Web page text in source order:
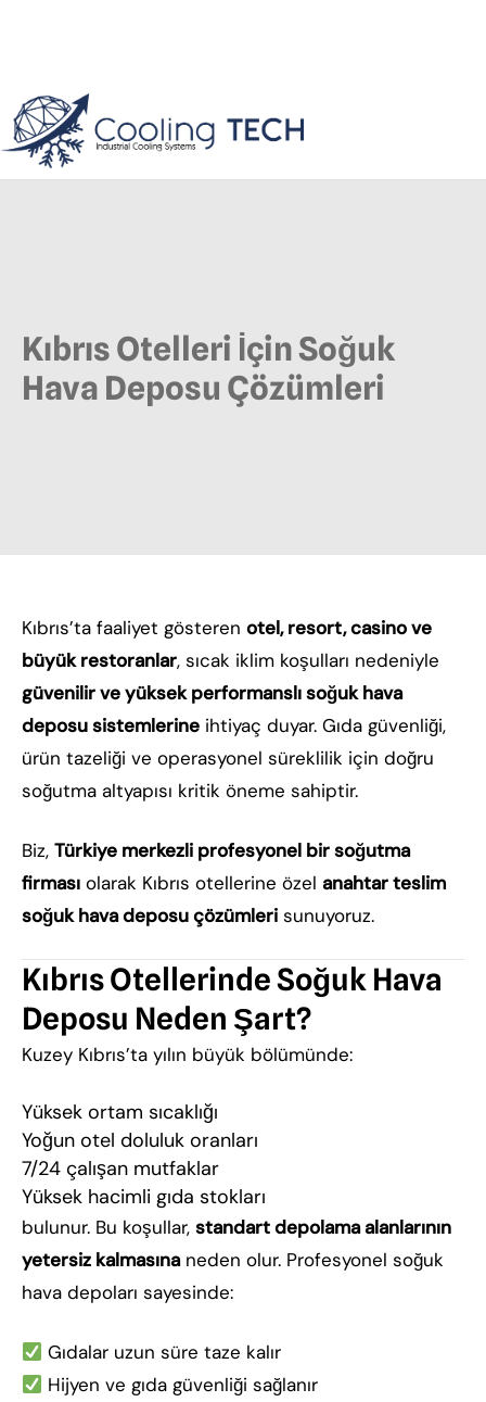
Kıbrıs Otelleri İçin Soğuk
Hava Deposu Çözümleri
Kıbrıs’ta faaliyet gösteren otel, resort, casino ve
büyük restoranlar, sıcak iklim koşulları nedeniyle
güvenilir ve yüksek performanslı soğuk hava
deposu sistemlerine ihtiyaç duyar. Gıda güvenliği,
ürün tazeliği ve operasyonel süreklilik için doğru
soğutma altyapısı kritik öneme sahiptir.
Biz, Türkiye merkezli profesyonel bir soğutma
firması olarak Kıbrıs otellerine özel anahtar teslim
soğuk hava deposu çözümleri sunuyoruz.
Kıbrıs Otellerinde Soğuk Hava
Deposu Neden Şart?
Kuzey Kıbrıs’ta yılın büyük bölümünde:
Yüksek ortam sıcaklığı
Yoğun otel doluluk oranları
7/24 çalışan mutfaklar
Yüksek hacimli gıda stokları
bulunur. Bu koşullar, standart depolama alanlarının
yetersiz kalmasınaneden olur. Profesyonel soğuk
hava depoları sayesinde:
Gıdalar uzun süre taze kalır
Hijyen ve gıda güvenliği sağlanır